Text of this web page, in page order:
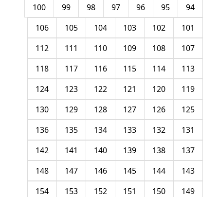
94
95
96
97
98
99
100
101
102
103
104
105
106
107
108
109
110
111
112
113
114
115
116
117
118
119
120
121
122
123
124
125
126
127
128
129
130
131
132
133
134
135
136
137
138
139
140
141
142
143
144
145
146
147
148
149
150
151
152
153
154